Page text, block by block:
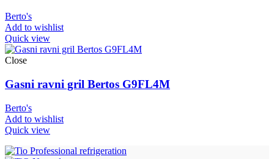
Berto's
Add to wishlist
Quick view
Close
Gasni ravni gril Bertos G9FL4M
Berto's
Add to wishlist
Quick view